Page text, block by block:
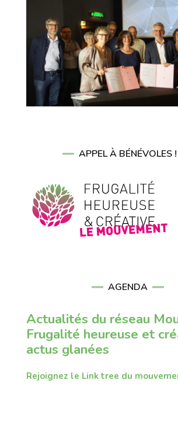
APPEL À BÉNÉVOLES !
AGENDA
Actualités du réseau
Frugalité heureuse et
actus glanées
Rejoignez le Link tree du